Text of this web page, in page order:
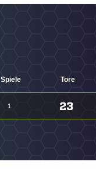
Spiele Tore
1 23